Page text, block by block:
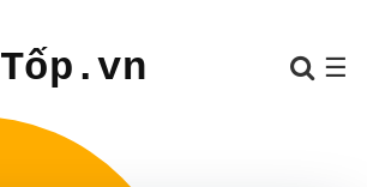
Tốp.vn ☰